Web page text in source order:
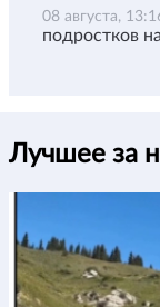
08 августа,
подростков
Лучшее за